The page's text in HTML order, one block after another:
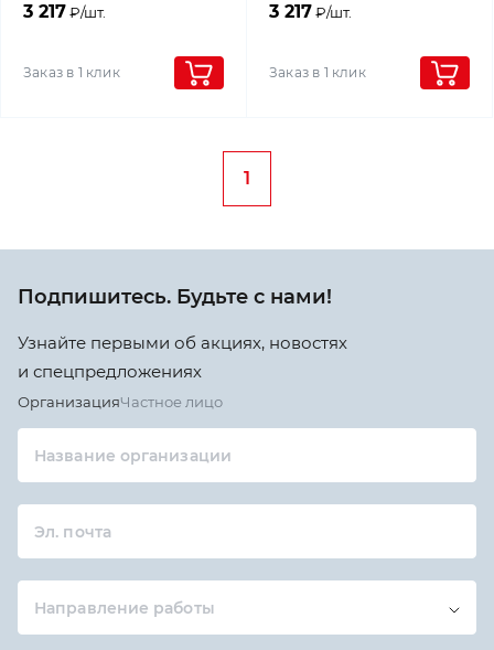
3 217₽/шт.
Заказ в 1 клик
3 217₽/шт.
Заказ в 1 клик
1
Подпишитесь. Будьте с нами!
Узнайте первыми об акциях, новостях
и спецпредложениях
ОрганизацияЧастное лицо
Название организации
Эл. почта
Направление работы